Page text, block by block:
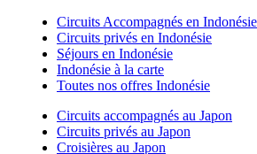
Circuits Accompagnés en Indonésie
Circuits privés en Indonésie
Séjours en Indonésie
Indonésie à la carte
Toutes nos offres Indonésie
Circuits accompagnés au Japon
Circuits privés au Japon
Croisières au Japon